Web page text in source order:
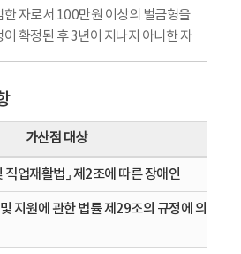
한 자로서 100만원 이상의 벌금형을
이 확정된 후 3년이 지나지 아니한 자
가산점 대상
직업재활법⌟ 제2조에 따른 장애인
지원에 관한 법률 제29조의 규정에 의한